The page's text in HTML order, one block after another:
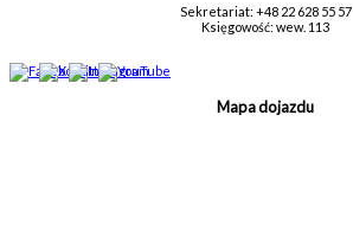
Sekretariat: +48 22 628 55 57
Księgowość: wew. 113
Mapa dojazdu